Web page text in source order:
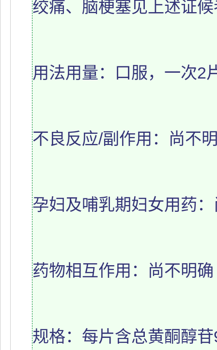
绞痛、脑梗塞见上述证
用法用量：口服，一次2
不良反应/副作用：尚不
孕妇及哺乳期妇女用药
药物相互作用：尚不明确
规格：每片含总黄酮醇